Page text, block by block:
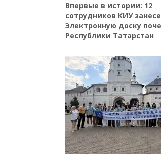
Впервые в истории: 12
сотрудников КИУ
Электронную доску
Республики Татарстан